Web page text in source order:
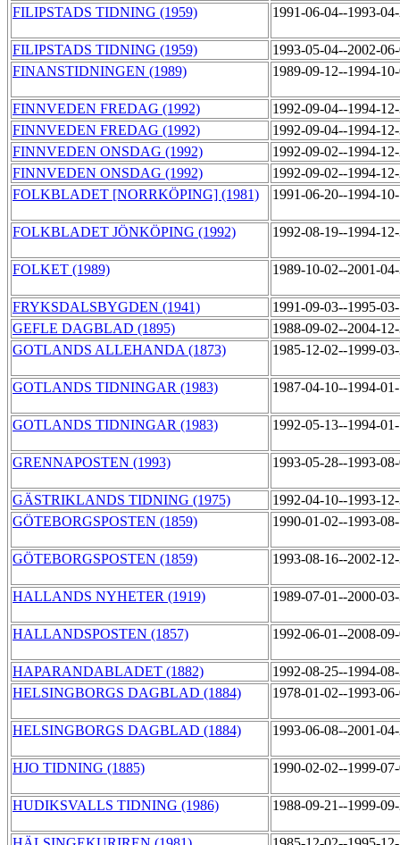
FILIPSTADS TIDNING (1959)
1991-06-04--1993-
FILIPSTADS TIDNING (1959)
1993-05-04--2002-
FINANSTIDNINGEN (1989)
1989-09-12--1994-
FINNVEDEN FREDAG (1992)
1992-09-04--1994-
FINNVEDEN FREDAG (1992)
1992-09-04--1994-
FINNVEDEN ONSDAG (1992)
1992-09-02--1994-
FINNVEDEN ONSDAG (1992)
1992-09-02--1994-
FOLKBLADET [NORRKÖPING] (1981)
1991-06-20--1994-
FOLKBLADET JÖNKÖPING (1992) 1992-08-19--1994-
FOLKET (1989) 1989-10-02--2001-
FRYKSDALSBYGDEN (1941)
1991-09-03--1995-
GEFLE DAGBLAD (1895)
1988-09-02--2004-
GOTLANDS ALLEHANDA (1873)
1985-12-02--1999-
GOTLANDS TIDNINGAR (1983) 1987-04-10--1994-
GOTLANDS TIDNINGAR (1983) 1992-05-13--1994-
GRENNAPOSTEN (1993) 1993-05-28--1993-
GÄSTRIKLANDS TIDNING (1975)
1992-04-10--1993-
GÖTEBORGSPOSTEN (1859)
1990-01-02--1993-
GÖTEBORGSPOSTEN (1859) 1993-08-16--2002-
HALLANDS NYHETER (1919) 1989-07-01--2000-
HALLANDSPOSTEN (1857) 1992-06-01--2008-
HAPARANDABLADET (1882)
1992-08-25--1994-
HELSINGBORGS DAGBLAD (1884)
1978-01-02--1993-
HELSINGBORGS DAGBLAD (1884) 1993-06-08--2001-
HJO TIDNING (1885) 1990-02-02--1999-
HUDIKSVALLS TIDNING (1986) 1988-09-21--1999-